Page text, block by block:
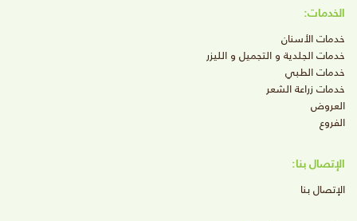
الخدمات:
خدمات الأسنان
خدمات الجلدية و التجميل و الليزر
خدمات الطبي
خدمات زراعة الشعر
العروض
الفروع
الإتصال بنا:
الإتصال بنا